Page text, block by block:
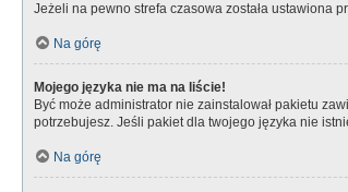
Jeżeli na pewno strefa czasowa została ustawiona
Na górę
Mojego języka nie ma na liście!
Być może administrator nie zainstalował pakietu
potrzebujesz. Jeśli pakiet dla twojego języka nie
Na górę